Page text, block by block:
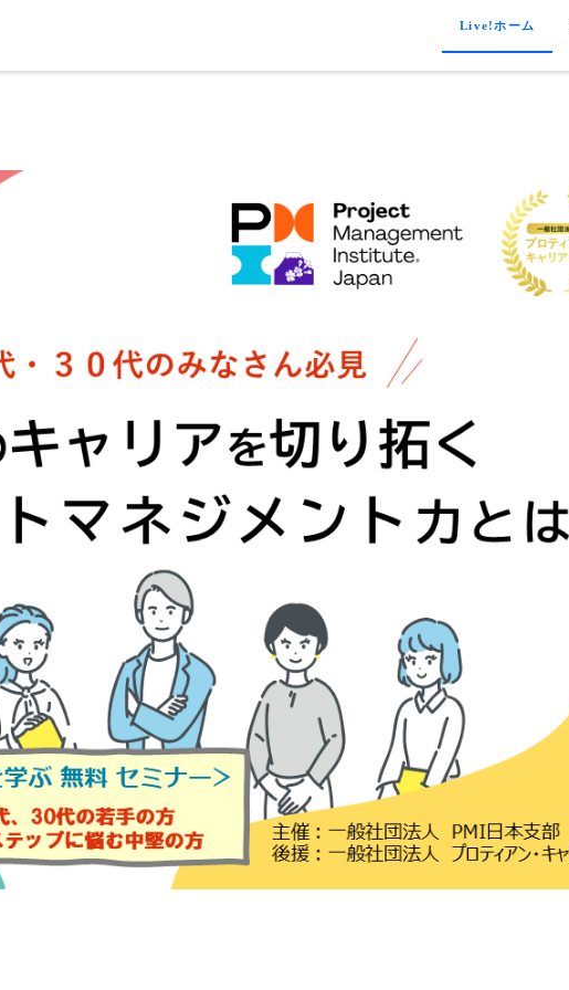
Live!ホーム